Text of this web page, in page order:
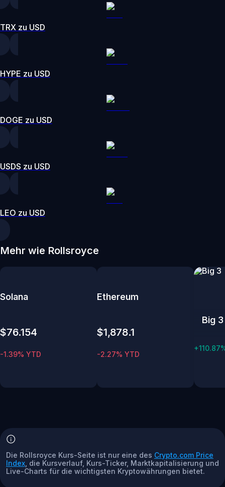
TRX zu USD
HYPE zu USD
DOGE zu USD
USDS zu USD
LEO zu USD
Mehr wie Rollsroyce
Solana
$76.154
-1.39% YTD
Ethereum
$1,878.1
-2.27% YTD
Big 3
Die Rollsroyce Kurs-Seite ist nur eine des Crypto.com Price
Index , die Kursverlauf, Kurs-Ticker, Marktkapitalisierung und
Live-Charts für die wichtigsten Kryptowährungen bietet.